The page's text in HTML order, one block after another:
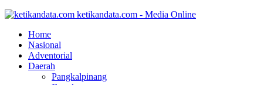
ketikandata.com - Media Online
Home
Nasional
Adventorial
Daerah
Pangkalpinang